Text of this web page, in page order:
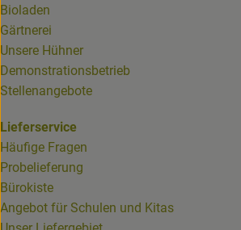
Bioladen
Gärtnerei
Unsere Hühner
Demonstrationsbetrieb
Stellenangebote
Lieferservice
Häufige Fragen
Probelieferung
Bürokiste
Angebot für Schulen und Kitas